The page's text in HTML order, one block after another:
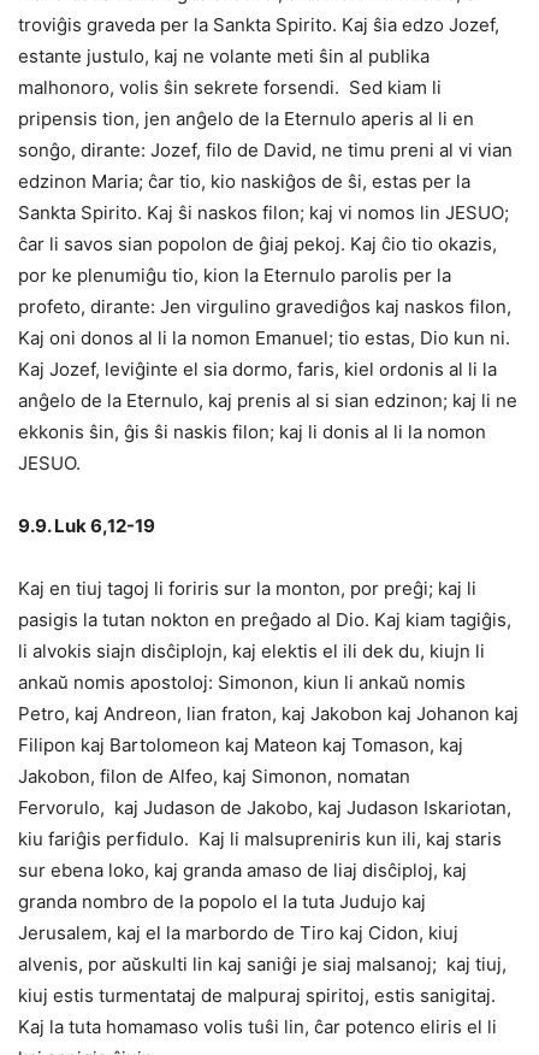
troviĝis graveda per la Sankta Spirito. Kaj ŝia edzo Jozef,
estante justulo, kaj ne volante meti ŝin al publika
malhonoro, volis ŝin sekrete forsendi. Sed kiam li
pripensis tion, jen anĝelo de la Eternulo aperis al li en
sonĝo, dirante: Jozef, filo de David, ne timu preni al vi vian
edzinon Maria; ĉar tio, kio naskiĝos de ŝi, estas per la
Sankta Spirito. Kaj ŝi naskos filon; kaj vi nomos lin JESUO;
ĉar li savos sian popolon de ĝiaj pekoj. Kaj ĉio tio okazis,
por ke plenumiĝu tio, kion la Eternulo parolis per la
profeto, dirante: Jen virgulino gravediĝos kaj naskos filon,
Kaj oni donos al li la nomon Emanuel; tio estas, Dio kun ni.
Kaj Jozef, leviĝinte el sia dormo, faris, kiel ordonis al li la
anĝelo de la Eternulo, kaj prenis al si sian edzinon; kaj li ne
ekkonis ŝin, ĝis ŝi naskis filon; kaj li donis al li la nomon
JESUO.
9.9. Luk 6,12-19
Kaj en tiuj tagoj li foriris sur la monton, por preĝi; kaj li
pasigis la tutan nokton en preĝado al Dio. Kaj kiam tagiĝis,
li alvokis siajn disĉiplojn, kaj elektis el ili dek du, kiujn li
ankaŭ nomis apostoloj: Simonon, kiun li ankaŭ nomis
Petro, kaj Andreon, lian fraton, kaj Jakobon kaj Johanon kaj
Filipon kaj Bartolomeon kaj Mateon kaj Tomason, kaj
Jakobon, filon de Alfeo, kaj Simonon, nomatan
Fervorulo, kaj Judason de Jakobo, kaj Judason Iskariotan,
kiu fariĝis perfidulo. Kaj li malsupreniris kun ili, kaj staris
sur ebena loko, kaj granda amaso de liaj disĉiploj, kaj
granda nombro de la popolo el la tuta Judujo kaj
Jerusalem, kaj el la marbordo de Tiro kaj Cidon, kiuj
alvenis, por aŭskulti lin kaj saniĝi je siaj malsanoj; kaj tiuj,
kiuj estis turmentataj de malpuraj spiritoj, estis sanigitaj.
Kaj la tuta homamaso volis tuŝi lin, ĉar potenco eliris el li